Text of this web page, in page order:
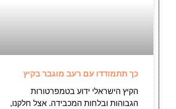
כך תתמודדו עם רעב מוגבר בקיץ
הקיץ הישראלי ידוע בטמפרטורות
הגבוהות ובלחות המכבידה. אצל חלקנו,